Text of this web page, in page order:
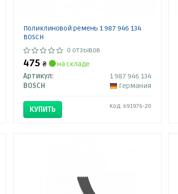
Поликлиновой ремень 1 987 946 134
BOSCH
0 отзывов
475₴
на складе
Артикул:
1 987 946 134
BOSCH
Германия
КУПИТЬ Код: 691976-20